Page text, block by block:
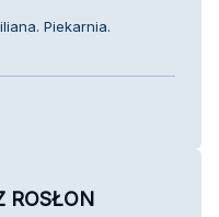
Piekarnia.
ROSŁON